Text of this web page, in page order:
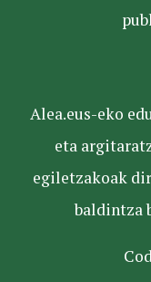
Alea.eus-eko
eta
egiletzakoak
baldintza